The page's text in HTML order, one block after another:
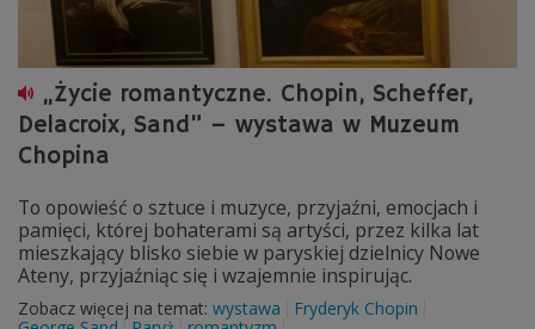
„Życie romantyczne. Chopin, Scheffer,
Delacroix, Sand” – wystawa w Muzeum
Chopina
To opowieść o sztuce i muzyce, przyjaźni, emocjach i
pamięci, której bohaterami są artyści, przez kilka lat
mieszkający blisko siebie w paryskiej dzielnicy Nowe
Ateny, przyjaźniąc się i wzajemnie inspirując.
Zobacz więcej na temat: wystawa
Fryderyk Chopin